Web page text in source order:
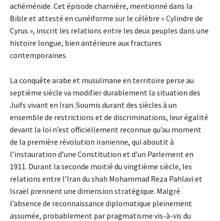
achéménide. Cet épisode charnière, mentionné dans la
Bible et attesté en cunéiforme sur le célèbre « Cylindre de
Cyrus », inscrit les relations entre les deux peuples dans une
histoire longue, bien antérieure aux fractures
contemporaines.
La conquête arabe et musulmane en territoire perse au
septième siècle va modifier durablement la situation des
Juifs vivant en Iran. Soumis durant des siècles à un
ensemble de restrictions et de discriminations, leur égalité
devant la loi n’est officiellement reconnue qu’au moment
de la première révolution iranienne, qui aboutit à
l’instauration d’une Constitution et d’un Parlement en
1911. Durant la seconde moitié du vingtième siècle, les
relations entre l’Iran du shah Mohammad Reza Pahlavi et
Israël prennent une dimension stratégique. Malgré
l’absence de reconnaissance diplomatique pleinement
assumée, probablement par pragmatisme vis-à-vis du